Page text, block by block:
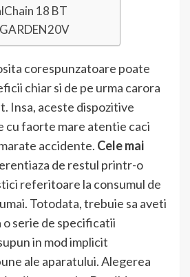
18 BT
corespunzatoare poate
chiar si de pe urma carora
Insa, aceste dispozitive
cu faorte mare atentie caci
accidente. Cele mai
de restul printr-o
referitoare la consumul de
Totodata, trebuie sa aveti
serie de specificatii
in mod implicit
ale aparatului. Alegerea